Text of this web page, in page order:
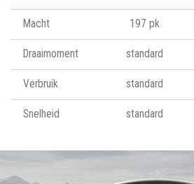
Macht 197 pk
Draaimoment standard
Verbruik standard
Snelheid standard